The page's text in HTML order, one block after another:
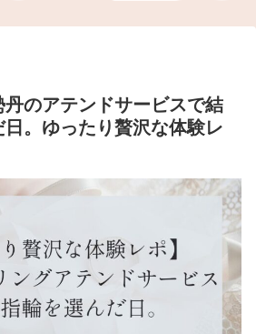
丹のアテンドサービスで結
。ゆったり贅沢な体験レ